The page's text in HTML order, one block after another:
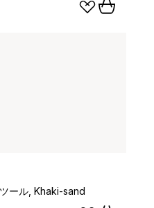
ール, Khaki-sand